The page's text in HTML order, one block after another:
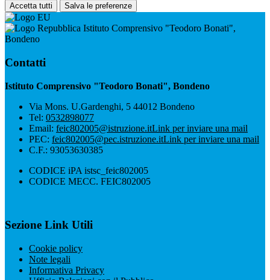
Accetta tutti Salva le preferenze
Istituto Comprensivo "Teodoro Bonati",
Bondeno
Contatti
Istituto Comprensivo "Teodoro Bonati", Bondeno
Via Mons. U.Gardenghi, 5 44012 Bondeno
Tel: 0532898077
Email: feic802005@istruzione.itLink per inviare una mail
PEC: feic802005@pec.istruzione.itLink per inviare una mail
C.F.: 93053630385
CODICE iPA istsc_feic802005
CODICE MECC. FEIC802005
Sezione Link Utili
Cookie policy
Note legali
Informativa Privacy